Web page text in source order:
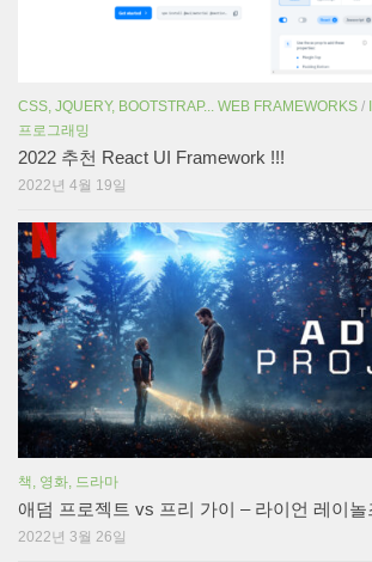
CSS, JQUERY, BOOTSTRAP... WEB FRAMEWORKS /
프로그래밍
2022 추천 React UI Framework !!!
2022년 4월 19일
책, 영화, 드라마
애덤 프로젝트 vs 프리 가이 – 라이언 레이놀
2022년 3월 26일